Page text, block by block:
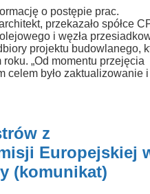
o postępie prac.
przekazało spółce
i węzła
projektu budowlanego,
„Od momentu przejęcia
celem było zaktualizowanie i
z
Europejskiej
(komunikat)